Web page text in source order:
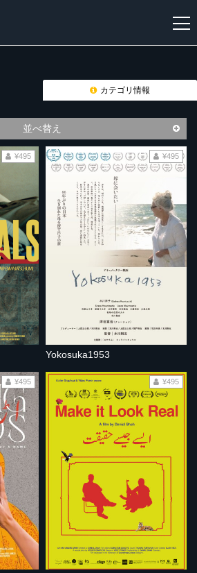
登
カテゴリ情報
並べ替え
¥495
Yokosuka1953
¥495
¥495 ¥495